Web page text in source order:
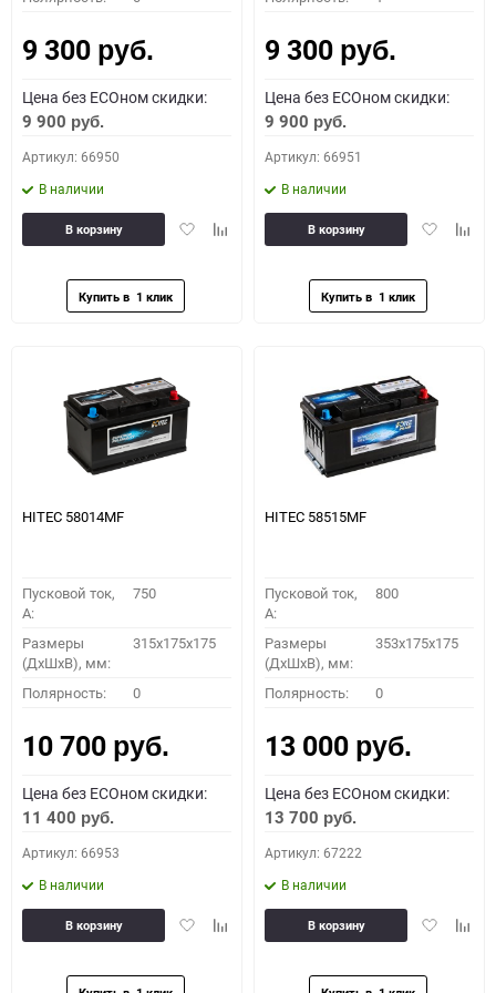
9 300 руб.
Цена без ECOном скидки:
9 900 руб.
Артикул: 66950
В наличии
ДобавитьДобавить
В корзину
9 300 руб.
Цена без ECOном скидки:
9 900 руб.
Артикул: 66951
В наличии
Добавить
В корзину
HITEC 58014MF
Пусковой ток,
A:
750
Размеры
(ДхШхВ), мм:
315x175x175
Полярность: 0
10 700 руб.
Цена без ECOном скидки:
11 400 руб.
Артикул: 66953
В наличии
ДобавитьДобавить
В корзину
HITEC 58515MF
Пусковой ток,
A:
800
Размеры
(ДхШхВ), мм:
353x175x175
Полярность: 0
13 000 руб.
Цена без ECOном скидки:
13 700 руб.
Артикул: 67222
В наличии
Добавить
В корзину